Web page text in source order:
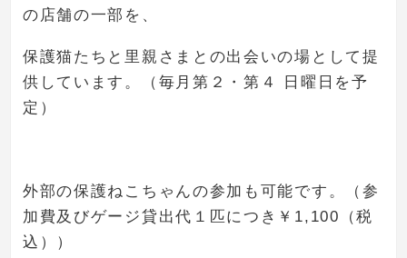
の店舗の一部を、
保護猫たちと里親さまとの出会いの場として提
供しています。（毎月第２・第４ 日曜日を予
定）
外部の保護ねこちゃんの参加も可能です。（参
加費及びゲージ貸出代１匹につき￥ 1,100 （税
込））